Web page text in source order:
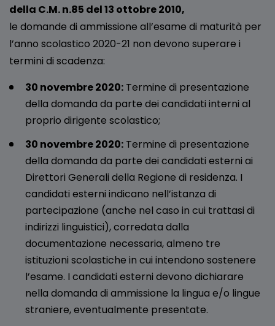
della C.M. n.85 del 13 ottobre 2010,
le domande di ammissione all’esame di maturità per
l’anno scolastico 2020-21 non devono superare i
termini di scadenza:
30 novembre 2020: Termine di presentazione
della domanda da parte dei candidati interni al
proprio dirigente scolastico;
30 novembre 2020: Termine di presentazione
della domanda da parte dei candidati esterni ai
Direttori Generali della Regione di residenza. I
candidati esterni indicano nell’istanza di
partecipazione (anche nel caso in cui trattasi di
indirizzi linguistici), corredata dalla
documentazione necessaria, almeno tre
istituzioni scolastiche in cui intendono sostenere
l’esame. I candidati esterni devono dichiarare
nella domanda di ammissione la lingua e/o lingue
straniere, eventualmente presentate.